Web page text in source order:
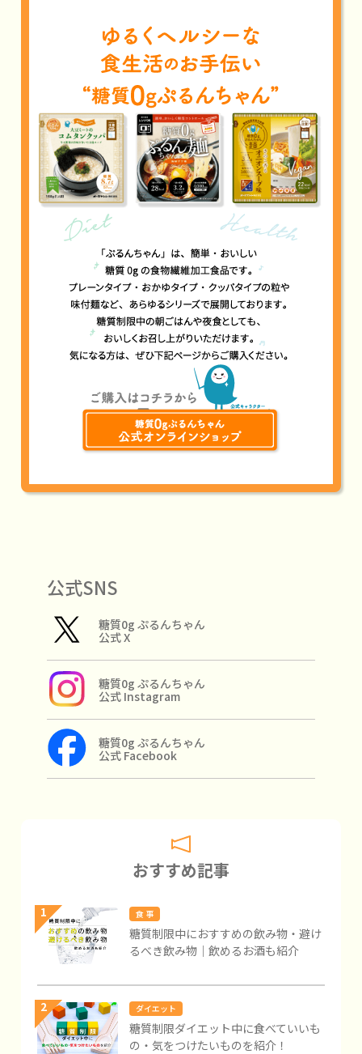
公式SNS
糖質0g ぷるんちゃん
公式 X
糖質0g ぷるんちゃん
公式 Instagram
糖質0g ぷるんちゃん
公式 Facebook
おすすめ記事
1 食 事
糖質制限中におすすめの飲み物・避け
るべき飲み物｜飲めるお酒も紹介
2 ダイエット
糖質制限ダイエット中に食べていいも
の・気をつけたいものを紹介！